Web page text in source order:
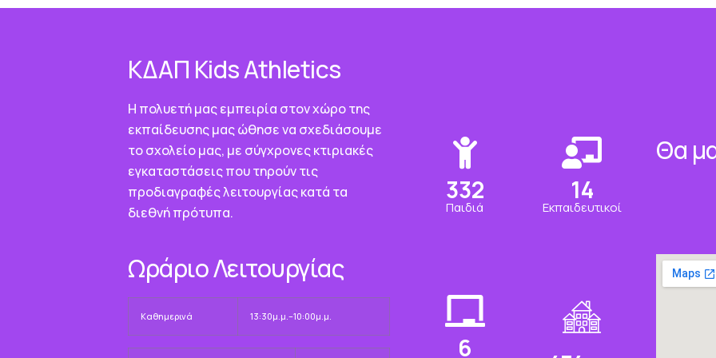
ΚΔΑΠ Κids Athletics
Η πολυετή μας εμπειρία στον χώρο της
εκπαίδευσης μας ώθησε να σχεδιάσουμε
το σχολείο μας, με σύγχρονες κτιριακές
εγκαταστάσεις που τηρούν τις
προδιαγραφές λειτουργίας κατά τα
διεθνή πρότυπα.
Ωράριο Λειτουργίας
Καθημερινά 13:30μ.μ.–10:00μ.μ.
349
Παιδιά
14
Εκπαιδευτικοί
6
Θα